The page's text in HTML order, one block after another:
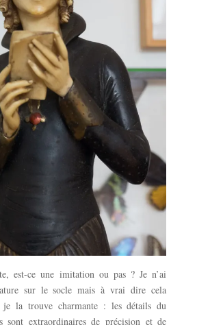
est-ce une imitation ou pas ? Je n’ai
sur le socle mais à vrai dire cela
je la trouve charmante : les détails du
sont extraordinaires de précision et de